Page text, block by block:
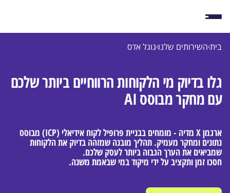
בית השירותים שלנו גוגל אדס
גלו בדיוק מי הלקוחות הרווחיים ביותר שלכם
עם מחקר מבוסס AI
ארגמן X מדיה - מומחים בבניית פרופיל לקוח אידיאלי (ICP) מבוסס
נתונים ומחקר מעמיק. תהליך מובנה שמזהה בדיוק את הלקוחות
שמביאים את הערך הגבוה ביותר לעסק שלכם.
חסכו זמן ותקציב על ידי מיקוד במי שבאמת משנה.